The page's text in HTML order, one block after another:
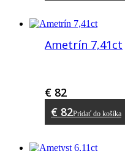
Ametrín 7,41ct
€ 82
€ 82Pridať do košíka